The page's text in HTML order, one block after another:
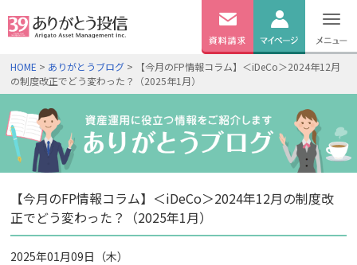
無料資料
口座開設
ログイン
HOME > ありがとうブログ > 【今月のFP情報コラム】＜iDeCo＞2024年12月
の制度改正でどう変わった？（2025年1月）
【今月のFP情報コラム】＜iDeCo＞2024年12月の制度改
正でどう変わった？（2025年1月）
2025年01月09日（木）